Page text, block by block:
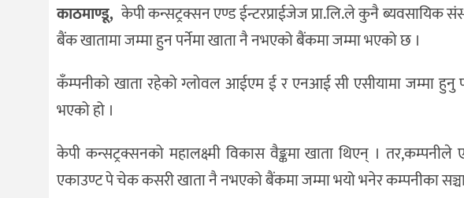
काठमाण्डू, केपी कन्सट्रक्सन एण्ड ईन्टरप्राईजेज प्रा.लि.ले कुनै ब्यवसायिक
बैंक खातामा जम्मा हुन पर्नेमा खाता नै नभएको बैंकमा जम्मा भएको छ ।
कँम्पनीको खाता रहेको ग्लोवल आईएम ई र एनआई सी एसीयामा जम्मा हुनु
भएको हो ।
केपी कन्सट्रक्सनको महालक्ष्मी विकास वैङ्कमा खाता थिएन् ।
एकाउण्ट पे चेक कसरी खाता नै नभएको बैंकमा जम्मा भयो भनेर कम्पनीका